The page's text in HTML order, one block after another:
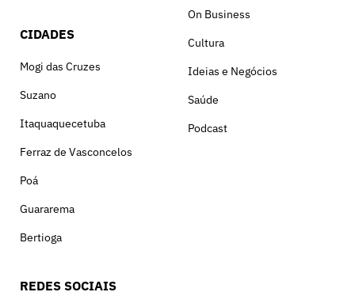
CIDADES
Mogi das Cruzes
Suzano
Itaquaquecetuba
Ferraz de Vasconcelos
Poá
Guararema
Bertioga
On Business
Cultura
Ideias e Negócios
Saúde
Podcast
REDES SOCIAIS